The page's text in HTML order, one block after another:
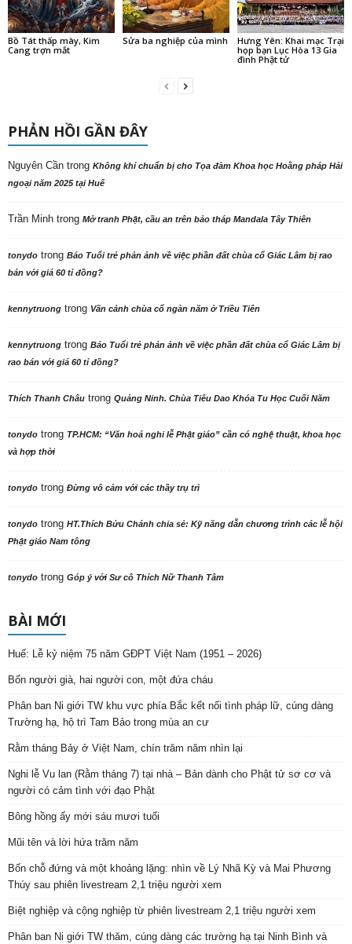
Bồ Tát thấp mày, Kim
Cang trợn mắt
Sửa ba nghiệp của mình
Hưng Yên: Khai mạc Trại
họp bạn Lục Hòa 13 Gia
đình Phật tử
PHẢN HỒI GẦN ĐÂY
Nguyên Cần trong Không khí chuẩn bị cho Tọa đàm Khoa học Hoằng pháp Hải
ngoại năm 2025 tại Huế
Trần Minh trong Mở tranh Phật, cầu an trên bảo tháp Mandala Tây Thiên
tonydo trong Báo Tuổi trẻ phản ảnh về việc phần đất chùa cổ Giác Lâm bị rao
bán với giá 60 tỉ đồng?
kennytruong trong Vãn cảnh chùa cổ ngàn năm ở Triều Tiên
kennytruong trong Báo Tuổi trẻ phản ảnh về việc phần đất chùa cổ Giác Lâm bị
rao bán với giá 60 tỉ đồng?
Thích Thanh Châu trong Quảng Ninh. Chùa Tiêu Dao Khóa Tu Học Cuối Năm
tonydo trong TP.HCM: “Văn hoá nghi lễ Phật giáo” cần có nghệ thuật, khoa học
và hợp thời
tonydo trong Đừng vô cảm với các thầy trụ trì
tonydo trong HT.Thích Bửu Chánh chia sẻ: Kỹ năng dẫn chương trình các lễ hội
Phật giáo Nam tông
tonydo trong Góp ý với Sư cô Thích Nữ Thanh Tâm
BÀI MỚI
Huế: Lễ kỷ niệm 75 năm GĐPT Việt Nam (1951 – 2026)
Bốn người già, hai người con, một đứa cháu
Phân ban Ni giới TW khu vực phía Bắc kết nối tình pháp lữ, cúng dàng
Trường hạ, hộ trì Tam Bảo trong mùa an cư
Rằm tháng Bảy ở Việt Nam, chín trăm năm nhìn lại
Nghi lễ Vu lan (Rằm tháng 7) tại nhà – Bản dành cho Phật tử sơ cơ và
người có cảm tình với đạo Phật
Bông hồng ấy mới sáu mươi tuổi
Mũi tên và lời hứa trăm năm
Bốn chỗ đứng và một khoảng lặng: nhìn về Lý Nhã Kỳ và Mai Phương
Thúy sau phiên livestream 2,1 triệu người xem
Biệt nghiệp và cộng nghiệp từ phiên livestream 2,1 triệu người xem
Phân ban Ni giới TW thăm, cúng dàng các trường hạ tại Ninh Bình và